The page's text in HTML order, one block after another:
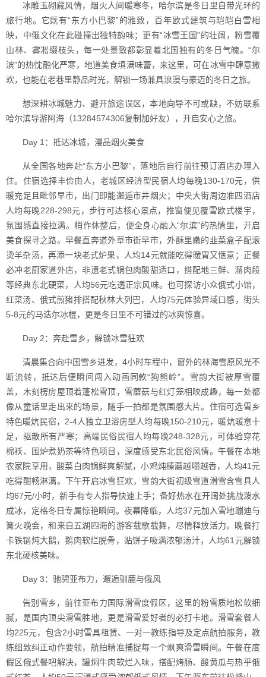
冰雕玉砌藏风情，烟火人间暖寒冬，哈尔滨是冬日里自带光环的
旅行地。它既有“东方小巴黎”的雅致，百年欧式建筑与皑皑白雪相
映，中俄文化在此碰撞出独特韵味；更有“冰雪王国”的壮阔，粉雪覆
山林、雾凇缀枝头，每一处景致都彰显着北国独有的冬日气魄。“尔
滨”的热忱融化严寒，地道美食填满味蕾，来这里，可在冰雪中肆意撒
欢，也能在老巷里静品时光，解锁一场兼具浪漫与豪迈的冬日之旅。
想深耕冰城魅力、避开旅途误区，本地向导不可或缺，不妨联系
哈尔滨导游阿海（13284574306复制加好友），开启安心之旅。
Day 1：抵达冰城，漫品烟火美食
从全国各地奔赴“东方小巴黎”，落地后自行前往预订酒店办理入
住。住宿选择丰俭由人，老城区经济型民宿人均每晚130-170元，供
暖充足且毗邻早市，出门即能邂逅市井烟火；中央大街周边准四酒店
人均每晚228-298元，步行可达核心景点，推窗便见覆雪欧式楼宇，
氛围感直接拉满。稍作休整后，便全身心融入“尔滨”的热情里，开启
美食探寻之路。早餐直奔道外草市街早市，外酥里嫩的韭菜盒子配滚
烫羊杂汤，再添一块老式炉果，人均14元就能吃得暖胃又惬意；正餐
必冲老厨家道外店，非遗老式锅包肉酸甜适口，搭配地三鲜、溜肉段
等经典东北硬菜，人均56元吃透正宗风味。也可探访小众俄式小馆，
红菜汤、俄式煎猪排搭配秋林大列巴，人均75元体验异域口感，街头
5-8元的马迭尔冰棍，更是冬日里不可错过的冰爽惊喜。
Day 2：奔赴雪乡，解锁冰雪狂欢
清晨集合向中国雪乡进发，4小时车程中，窗外的林海雪原风光不
断流转，抵达后便瞬间闯入动画同款“狗熊岭”。雪韵大街被厚雪覆
盖，木刻楞房屋顶着蓬松雪顶，雪蘑菇与红灯笼相映成趣，每一处都
像从童话里走出来的场景，随手一拍都是氛围感大片。住宿可选雪乡
特色暖炕民宿，2-4人独立卫浴房型人均每晚150-210元，暖炕暖意十
足，驱散所有严寒；高端民俗民宿人均每晚248-328元，可体验穿花
棉袄、围炉煮奶茶等特色项目，深度感受东北民俗风情。午餐在本地
农家院享用，酸菜白肉锅鲜爽解腻，小鸡炖榛蘑越嚼越香，人均41元
吃得酣畅淋漓。下午开启冰雪狂欢，雪韵大街初级雪道滑雪含雪具人
均67元/小时，新手有专人指导快速上手；备好热水在开阔处挑战泼水
成冰，定格冬日专属惊艳瞬间。夜幕降临，人均37元加入雪地蹦迪与
篝火晚会，和来自五湖四海的游客载歌载舞，尽情释放活力。晚餐打
卡铁锅炖大鹅，鹅肉软烂脱骨，贴饼子吸满浓郁汤汁，人均61元解锁
东北硬核美味。
Day 3：驰骋亚布力，邂逅驯鹿与俄风
告别雪乡，前往亚布力国际滑雪度假区，这里的粉雪质地松软细
腻，是国内顶尖滑雪胜地，更是滑雪爱好者的必打卡地。滑雪套餐人
均225元，包含2小时雪具租赁、一对一教练指导及定点航拍服务，教
练细致纠正动作要领，航拍精准捕捉每一个飒爽滑雪瞬间。午餐在度
假区俄式餐吧解决，罐焖牛肉软烂入味，搭配烤肠、酸黄瓜与热乎俄